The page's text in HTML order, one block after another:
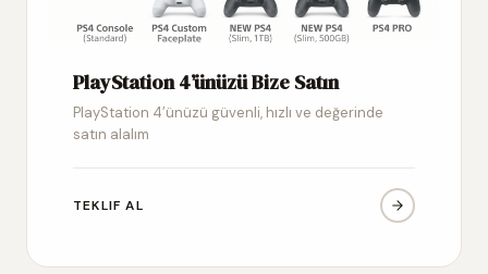
PlayStation 4’ünüzü Bize Satın
PlayStation 4’ünüzü güvenli, hızlı ve değerinde
satın alalım
TEKLIF AL